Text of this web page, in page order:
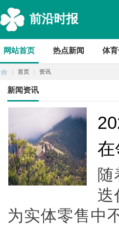
前沿时报
网站首页 热点新闻 体
首页 资讯
新闻资讯
在
迭
为实体零售中